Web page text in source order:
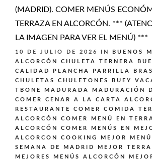
(MADRID). COMER MENÚS
TERRAZA EN ALCORCÓN. ***
LA IMAGEN PARA VER EL MENÚ) ***
10 DE JULIO DE 2026 IN
BUENOS
ALCORCÓN
CHULETA TERNERA
CALIDAD PLANCHA PARRILLA
CHULETAS CHULETONES BUEY
TBONE MADURADA MADURACIÓN
COMER CENAR A LA CARTA
RESTAURANTE
COMER COMIDA
ALCORCÓN
COMER MENÚ EN
ALCORCÓN
COMER MENÚS EN
ALCORCON
COOKING
MEJOR
SEMANA DE MADRID
MEJOR
MEJORES MENÚS ALCORCÓN